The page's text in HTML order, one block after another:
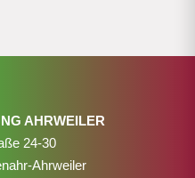
AHRWEILER
24-30
Ahrweiler